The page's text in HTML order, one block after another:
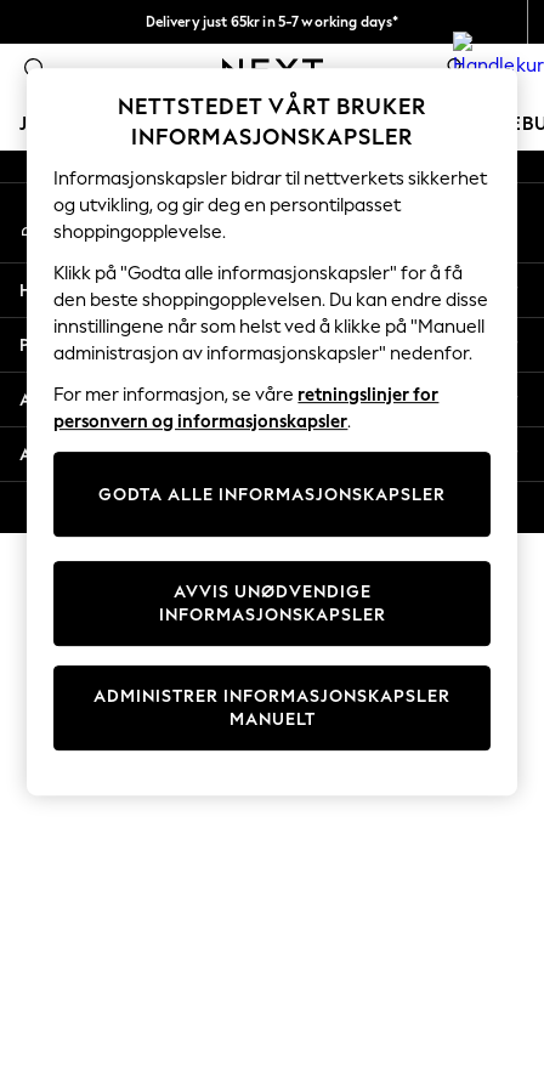
Delivery just 65kr in 5-7 working days*
Vi betaler alle tollavgifter 0
JENTER GUTTER BABY KVINNER MENN
GIRLS
New In
50 - 92cm
98 - 110cm
116 - 134cm
140 - 174cm
Trending: Top & Short Sets
Trending: Clogs
Toy Story
THE SET
Coats & Jackets
Sweatshirts & Hoodies
Knitwear
Cardigans
Dresses
Sets & Outfits
T-Shirts
An error occurred on client
Våre sosiale nettverk
Min konto
Logg inn på kontoen din
Hjelp
Personvern & Juridisk
Avdelinger
Andre tjenester
NETTSTEDET VÅRT BRUKER
INFORMASJONSKAPSLER
Informasjonskapsler bidrar til nettverkets sikkerhet
og utvikling, og gir deg en persontilpasset
shoppingopplevelse.
Klikk på "Godta alle informasjonskapsler" for å få
den beste shoppingopplevelsen. Du kan endre disse
innstillingene når som helst ved å klikke på "Manuell
administrasjon av informasjonskapsler" nedenfor.
For mer informasjon, se våre retningslinjer for
personvern og informasjonskapsler.
GODTA ALLE INFORMASJONSKAPSLER
ADMINISTRER INFORMASJONSKAPSLER
MANUELT
AVVIS UNØDVENDIGE
INFORMASJONSKAPSLER